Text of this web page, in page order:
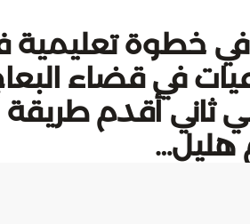
خطوة تعليمية
ثاني أقدم طريقة